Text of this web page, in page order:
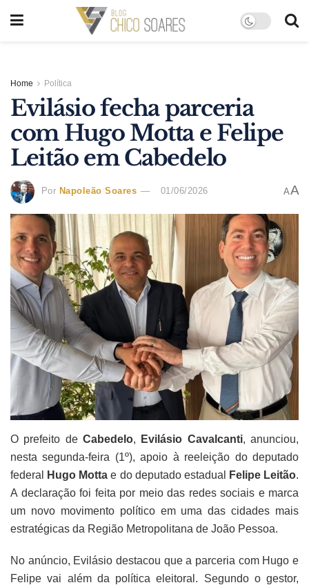
Home Política
Evilásio fecha parceria
com Hugo Motta e Felipe
Leitão em Cabedelo
Por Napoleão Soares 01/06/2026 AA
O prefeito de Cabedelo, Evilásio Cavalcanti, anunciou,
nesta segunda-feira (1º), apoio à reeleição do deputado
federal
Hugo Motta e do deputado estadual Felipe Leitão.
A declaração foi feita por meio das redes sociais e marca
um novo movimento político em uma das cidades mais
estratégicas da Região Metropolitana de João Pessoa.
No anúncio, Evilásio destacou que a parceria com Hugo e
Felipe vai além da política eleitoral. Segundo o gestor,